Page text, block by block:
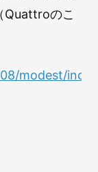
Quattroのこ
modest/